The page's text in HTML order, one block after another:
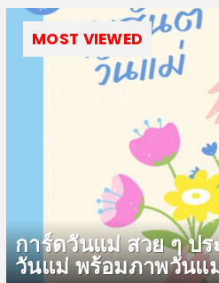
MOST VIEWED
การ์ดวันแม่ สวย ๆ ป
วันแม่ พร้อมภาพวันแ